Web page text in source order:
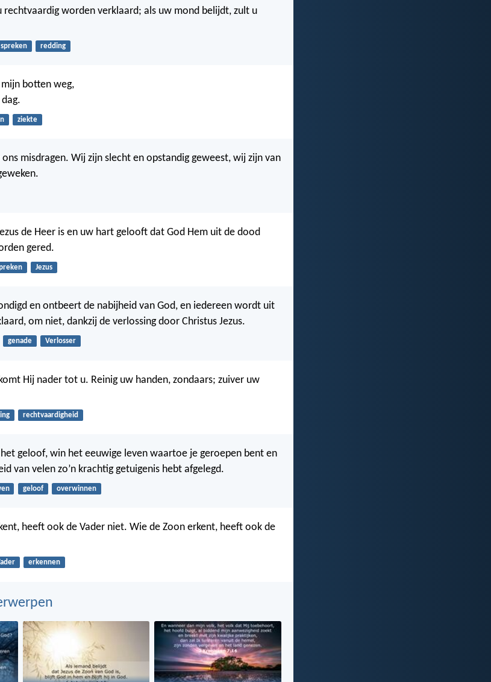
rechtvaardig worden verklaard; als uw mond belijdt, zult u
spreken redding
botten weg,
ziekte
misdragen. Wij zijn slecht en opstandig geweest, wij zijn van
de Heer is en uw hart gelooft dat God Hem uit de dood
gered.
Jezus
en ontbeert de nabijheid van God, en iedereen wordt uit
om niet, dankzij de verlossing door Christus Jezus.
genade Verlosser
Hij nader tot u. Reinig uw handen, zondaars; zuiver uw
rechtvaardigheid
geloof, win het eeuwige leven waartoe je geroepen bent en
van velen zo’n krachtig getuigenis hebt afgelegd.
geloof overwinnen
heeft ook de Vader niet. Wie de Zoon erkent, heeft ook de
erkennen